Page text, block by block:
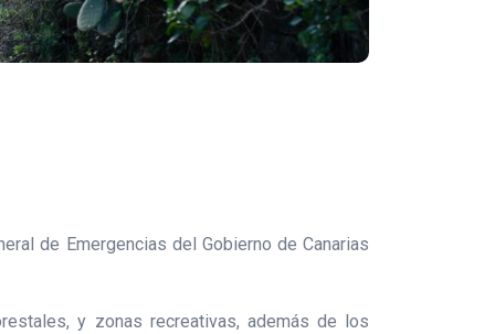
de Emergencias del Gobierno de Canarias
y zonas recreativas, además de los